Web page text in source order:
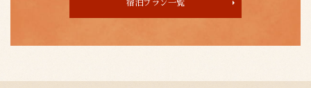
宿泊プラン一覧